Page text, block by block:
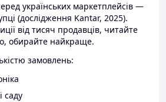
українських маркетплейсів —
(дослідження Kantar, 2025).
від тисяч продавців, читайте
обирайте найкраще.
замовлень:
саду